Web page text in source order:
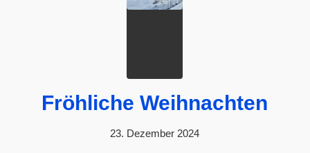
Fröhliche Weihnachten
23. Dezember 2024